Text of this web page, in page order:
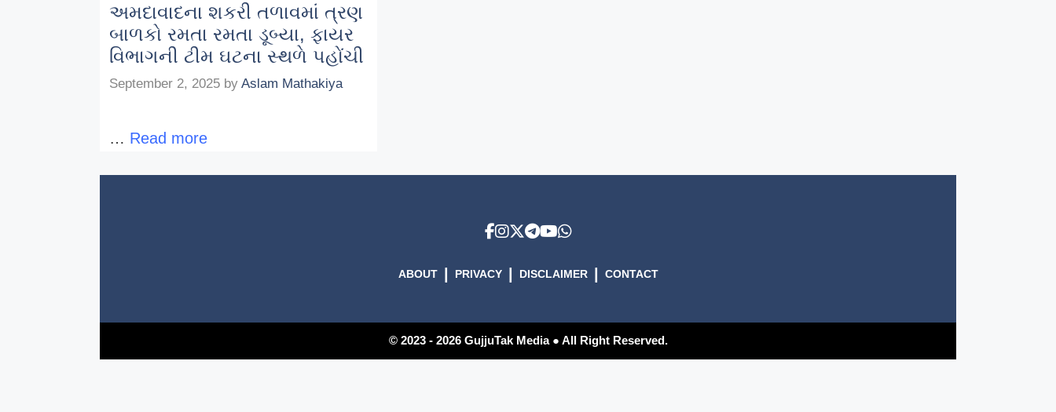
અમદાવાદના શકરી તળાવમાં ત્રણ
બાળકો રમતા રમતા ડૂબ્યા, ફાયર
વિભાગની ટીમ ઘટના સ્થળે પહોંચી
September 2, 2025 by Aslam Mathakiya
… Read more
ABOUT PRIVACY DISCLAIMER CONTACT
© 2023 - 2026 GujjuTak Media ● All Right Reserved.